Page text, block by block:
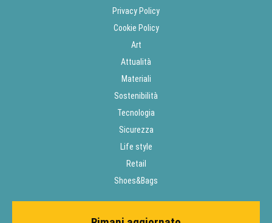
Privacy Policy
Cookie Policy
Art
Attualità
Materiali
Sostenibilità
Tecnologia
Sicurezza
Life style
Retail
Shoes&Bags